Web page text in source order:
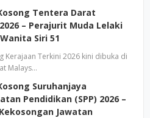
Tentera Darat
– Perajurit Muda Lelaki
Siri 51
Kerajaan Terkini 2026 kini dibuka di
Malays…
Suruhanjaya
Pendidikan (SPP) 2026 –
Jawatan